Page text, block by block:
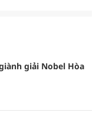
giải Nobel Hòa